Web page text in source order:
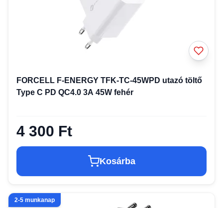
FORCELL F-ENERGY TFK-TC-45WPD utazó töltő
Type C PD QC4.0 3A 45W fehér
4 300 Ft
Kosárba
2-5 munkanap